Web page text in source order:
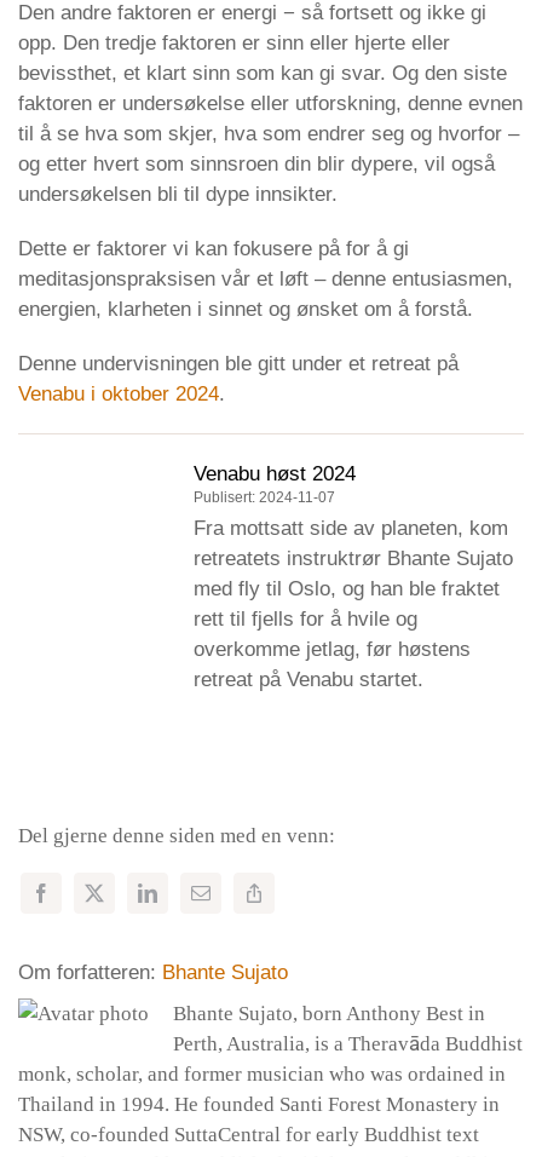
Den andre faktoren er energi − så fortsett og ikke gi
opp. Den tredje faktoren er sinn eller hjerte eller
bevissthet, et klart sinn som kan gi svar. Og den siste
faktoren er undersøkelse eller utforskning, denne evnen
til å se hva som skjer, hva som endrer seg og hvorfor –
og etter hvert som sinnsroen din blir dypere, vil også
undersøkelsen bli til dype innsikter.
Dette er faktorer vi kan fokusere på for å gi
meditasjonspraksisen vår et løft – denne entusiasmen,
energien, klarheten i sinnet og ønsket om å forstå.
Denne undervisningen ble gitt under et retreat på
Venabu i oktober 2024.
Venabu høst 2024
Publisert: 2024-11-07
Fra mottsatt side av planeten, kom
retreatets instruktrør Bhante Sujato
med fly til Oslo, og han ble fraktet
rett til fjells for å hvile og
overkomme jetlag, før høstens
retreat på Venabu startet.
Del gjerne denne siden med en venn:
Om forfatteren: Bhante Sujato
Bhante Sujato, born Anthony Best in
Perth, Australia, is a Theravāda Buddhist
monk, scholar, and former musician who was ordained in
Thailand in 1994. He founded Santi Forest Monastery in
NSW, co-founded SuttaCentral for early Buddhist text